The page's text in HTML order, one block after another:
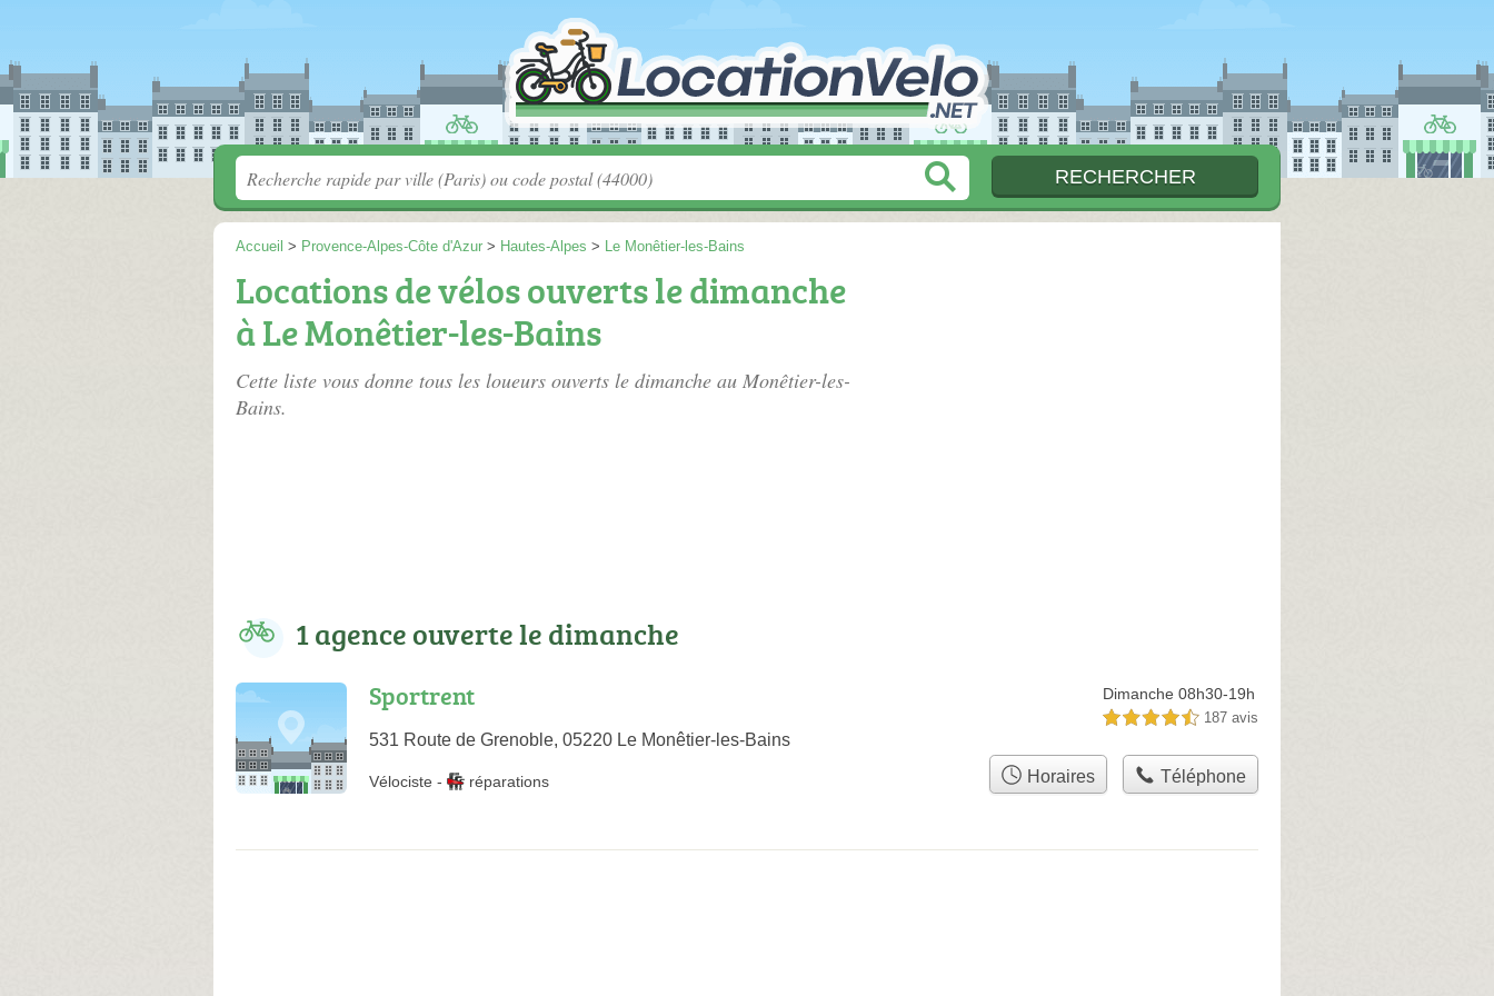
Accueil > Provence-Alpes-Côte d'Azur > Hautes-Alpes > Le Monêtier-les-Bains
Locations de vélos ouverts le dimanche
à Le Monêtier-les-Bains
Cette liste vous donne tous les loueurs ouverts le dimanche au Monêtier-les-
Bains.
1 agence ouverte le dimanche
Sportrent
531 Route de Grenoble, 05220 Le Monêtier-les-Bains
Dimanche 08h30-19h
4,5 étoiles sur 5 187 avis
Vélociste - réparations Horaires Téléphone